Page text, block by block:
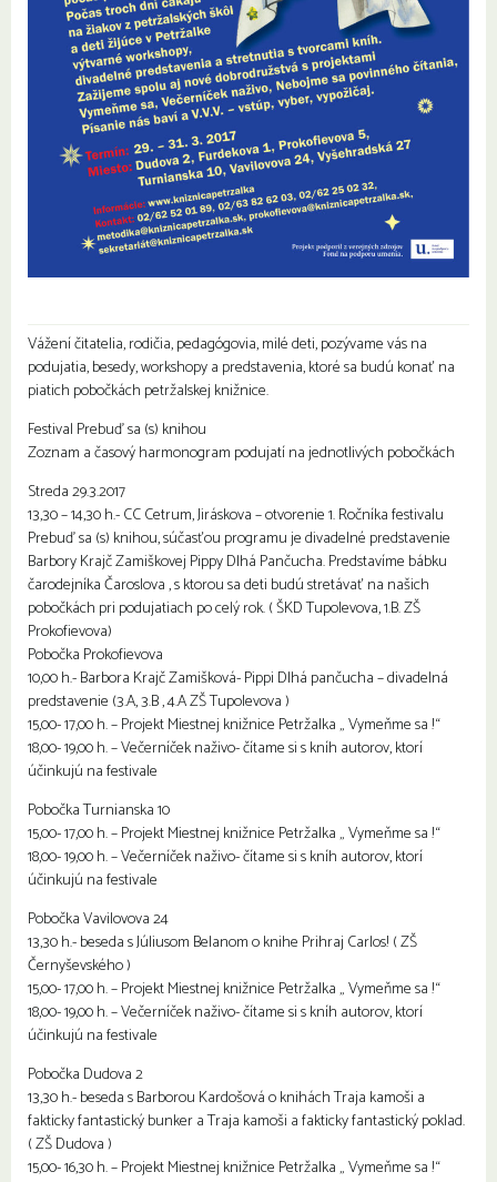
Vážení čitatelia, rodičia, pedagógovia, milé deti, pozývame vás na
podujatia, besedy, workshopy a predstavenia, ktoré sa budú konať na
piatich pobočkách petržalskej knižnice.
Festival Prebuď sa (s) knihou
Zoznam a časový harmonogram podujatí na jednotlivých pobočkách
Streda 29.3.2017
13,30 – 14,30 h.- CC Cetrum, Jiráskova – otvorenie 1. Ročníka festivalu
Prebuď sa (s) knihou, súčasťou programu je divadelné predstavenie
Barbory Krajč Zamiškovej Pippy Dlhá Pančucha. Predstavíme bábku
čarodejníka Čaroslova , s ktorou sa deti budú stretávať na našich
pobočkách pri podujatiach po celý rok. ( ŠKD Tupolevova, 1.B. ZŠ
Prokofievova)
Pobočka Prokofievova
10,00 h.- Barbora Krajč Zamišková- Pippi Dlhá pančucha – divadelná
predstavenie (3.A, 3.B , 4.A ZŠ Tupolevova )
15,00- 17,00 h. – Projekt Miestnej knižnice Petržalka „ Vymeňme sa !“
18,00- 19,00 h. – Večerníček naživo- čítame si s kníh autorov, ktorí
účinkujú na festivale
Pobočka Turnianska 10
15,00- 17,00 h. – Projekt Miestnej knižnice Petržalka „ Vymeňme sa !“
18,00- 19,00 h. – Večerníček naživo- čítame si s kníh autorov, ktorí
účinkujú na festivale
Pobočka Vavilovova 24
13,30 h.- beseda s Júliusom Belanom o knihe Prihraj Carlos! ( ZŠ
Černyševského )
15,00- 17,00 h. – Projekt Miestnej knižnice Petržalka „ Vymeňme sa !“
18,00- 19,00 h. – Večerníček naživo- čítame si s kníh autorov, ktorí
účinkujú na festivale
Pobočka Dudova 2
13,30 h.- beseda s Barborou Kardošová o knihách Traja kamoši a
fakticky fantastický bunker a Traja kamoši a fakticky fantastický poklad.
( ZŠ Dudova )
15,00- 16,30 h. – Projekt Miestnej knižnice Petržalka „ Vymeňme sa !“